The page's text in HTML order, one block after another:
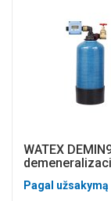
WATEX
kokybės
Pagal užsakymą